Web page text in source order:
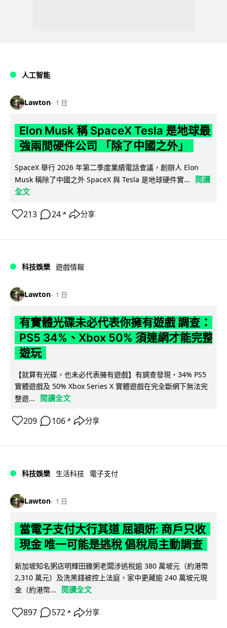
人工智能
Lawton 1 日
Elon Musk 稱 SpaceX Tesla 是地球最
強兩間硬件公司 「除了中國之外」
SpaceX 舉行 2026 年第二季度業績電話會議，創辦人 Elon
Musk 稱除了中國之外 SpaceX 與 Tesla 是地球硬件實...
閱讀
全文
213 24 ↗ 分享
科技娛樂 遊戲情報
Lawton 1 日
有實體光碟未必代表你擁有遊戲 調查：
PS5 34%、Xbox 50% 須連網才能完整
遊玩
【就算有光碟，也未必代表擁有遊戲】有調查發現，34% PS5
實體遊戲及 50% Xbox Series X 實體遊戲在完全斷網下無法完
整遊...
閱讀全文
209 106 ↗ 分享
科技娛樂 生活科技 電子支付
Lawton 1 日
當電子支付大行其道 屈穎妍: 商戶只收
現金 唯一可能是逃稅 倡稅局主動調查
新加坡知名粥店明輝田雞粥老闆涉逃稅逾 380 萬坡元（約港幣
2,310 萬元）及洗黑錢被控上法庭，家中更藏逾 240 萬坡元現
金（約港幣...
閱讀全文
897 572 ↗ 分享